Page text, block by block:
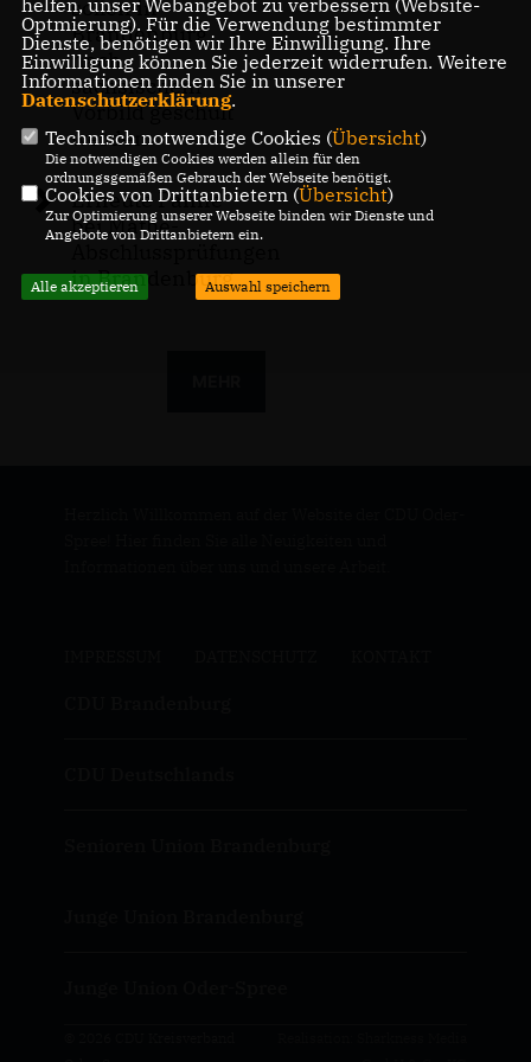
sollen in
Brandenburg
nach
sächsischem
Vorbild geschult
werden
Erneute Panne
bei Mathe-
in Brandenburg
Optmierung). Für die Verwendung bestimmter
Dienste, benötigen wir Ihre Einwilligung. Ihre
Einwilligung können Sie jederzeit widerrufen. Weitere
Informationen finden Sie in unserer
Datenschutzerklärung.
Technisch notwendige Cookies (Übersicht)
Die notwendigen Cookies werden allein für den
ordnungsgemäßen Gebrauch der Webseite benötigt.
Cookies von Drittanbietern (Übersicht)
Zur Optimierung unserer Webseite binden wir Dienste und
Angebote von Drittanbietern ein.
Alle akzeptieren Auswahl speichern